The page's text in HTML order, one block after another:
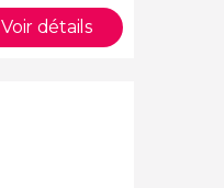
Voir détails